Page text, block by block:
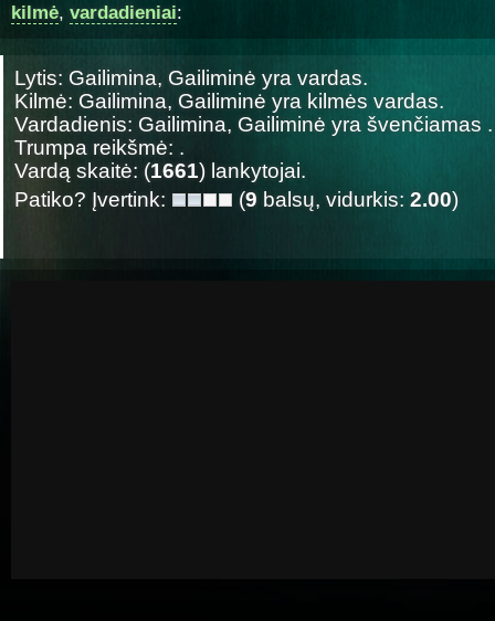
kilmė, vardadieniai:
Lytis: Gailimina, Gailiminė yra vardas.
Kilmė: Gailimina, Gailiminė yra kilmės vardas.
Vardadienis: Gailimina, Gailiminė yra švenčiamas .
Trumpa reikšmė: .
Vardą skaitė: (1661) lankytojai.
Patiko? Įvertink:
(9 balsų, vidurkis: 2.00)